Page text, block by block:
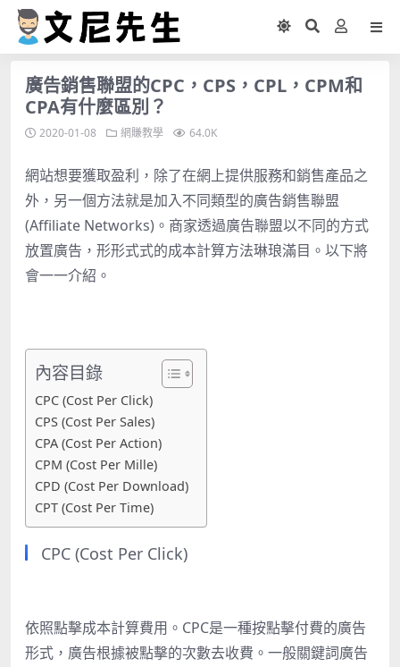
廣告銷售聯盟的CPC，CPS，CPL，CPM和
CPA有什麼區別？
2020-01-08 網賺教學 64.0K
網站想要獲取盈利，除了在網上提供服務和銷售產品之
外，另一個方法就是加入不同類型的廣告銷售聯盟
(Affiliate Networks)。商家透過廣告聯盟以不同的方式
放置廣告，形形式式的成本計算方法琳琅滿目。以下將
會一一介紹。
內容目錄
CPC (Cost Per Click)
CPS (Cost Per Sales)
CPA (Cost Per Action)
CPM (Cost Per Mille)
CPD (Cost Per Download)
CPT (Cost Per Time)
CPC (Cost Per Click)
依照點擊成本計算費用。CPC是一種按點擊付費的廣告
形式，廣告根據被點擊的次數去收費。一般關鍵詞廣告